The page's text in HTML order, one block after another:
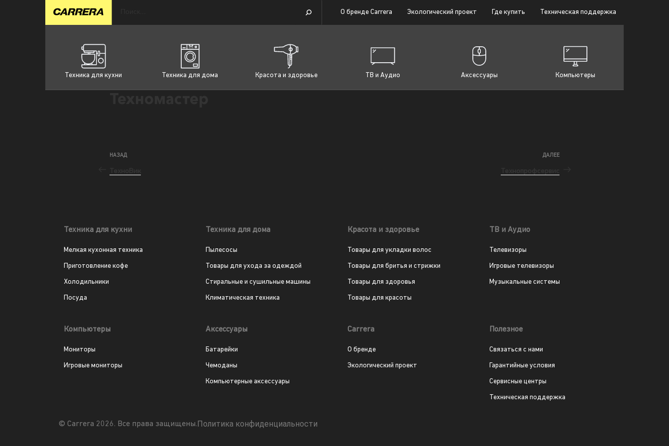
О бренде Carrera Экологический проект Где купить Техническая поддержка
Техника для кухни Техника для дома Красота и здоровье ТВ и Аудио Аксессуары Компьютеры
НАЗАД ДАЛЕЕ
Техника для кухни
Мелкая кухонная техника
Приготовление кофе
Холодильники
Посуда
Техника для дома
Пылесосы
Товары для ухода за одеждой
Стиральные и сушильные машины
Климатическая техника
Красота и здоровье
Товары для укладки волос
Товары для бритья и стрижки
Товары для здоровья
Товары для красоты
ТВ и Аудио
Телевизоры
Игровые телевизоры
Музыкальные системы
Компьютеры
Мониторы
Игровые мониторы
Аксессуары
Батарейки
Чемоданы
Компьютерные аксессуары
Carrera
О бренде
Экологический проект
Полезное
Связаться с нами
Гарантийные условия
Сервисные центры
Техническая поддержка
© Carrera 2026. Все права защищены.Политика конфиденциальности